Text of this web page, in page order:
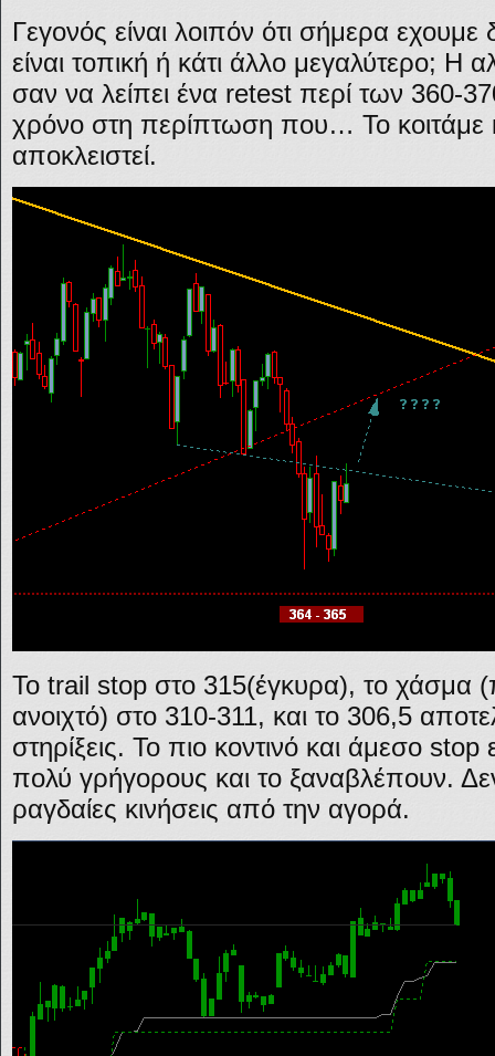
Γεγονός είναι λοιπόν ότι σήμερα
είναι τοπική ή κάτι άλλο μεγαλύτερο; Η
σαν να λείπει ένα retest περί των 360-
χρόνο στη περίπτωση που… Το κοιτάμε
αποκλειστεί.
Το trail stop στο 315(έγκυρα), το χάσμα
ανοιχτό) στο 310-311, και το 306,5
στηρίξεις. Το πιο κοντινό και άμεσο stop
πολύ γρήγορους και το ξαναβλέπουν.
ραγδαίες κινήσεις από την αγορά.